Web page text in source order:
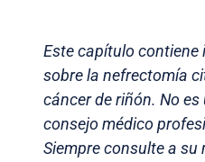
Este capítulo
sobre la nefrectomía
cáncer de riñón. No
consejo médico
Siempre consulte a su